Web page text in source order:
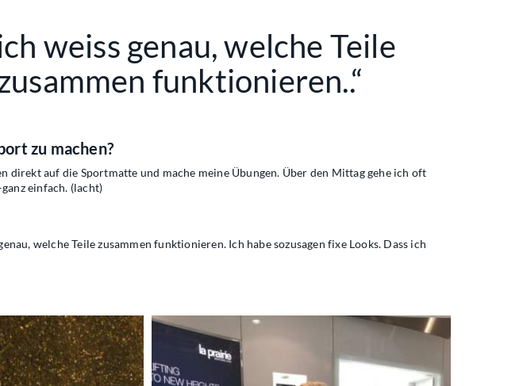
weiss genau, welche Teile
funktionieren..“
zu machen?
direkt auf die Sportmatte und mache meine Übungen. Über den Mittag gehe ich oft
einfach. (lacht)
welche Teile zusammen funktionieren. Ich habe sozusagen fixe Looks. Dass ich